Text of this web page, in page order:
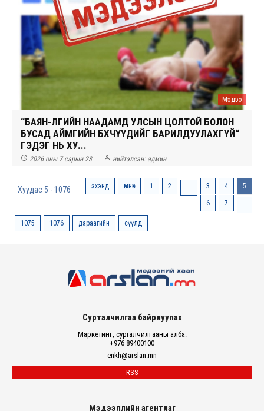
Мэдээ
“БАЯН-ӨЛГИЙН НААДАМД УЛСЫН ЦОЛТОЙ БОЛОН
БУСАД АЙМГИЙН БӨХЧҮҮДИЙГ БАРИЛДУУЛАХГҮЙ“
ГЭДЭГ НЬ ХУ...
 2026 оны 7 сарын 23  нийтэлсэн: админ
Хуудас 5 - 1076 эхэнд өмнөх 1 2 ... 3 4 5
6 7 ..
1075 1076 дараагийн сүүлд
Сурталчилгаа байрлуулах
Маркетинг, сурталчилгааны алба:
+976 89400100
enkh@arslan.mn
RSS
Мэдээллийн агентлаг